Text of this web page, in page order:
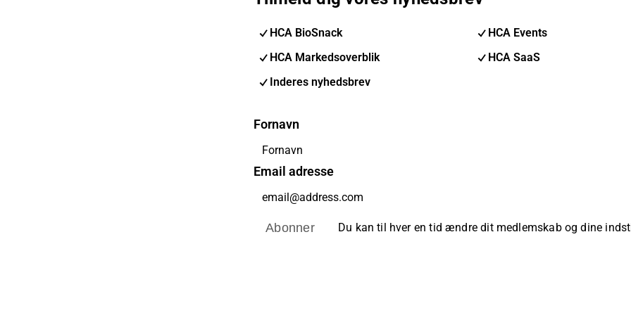
HCA BioSnack
HCA Events
HCA Markedsoverblik
HCA SaaS
Inderes nyhedsbrev
Fornavn
Email adresse
Abonner Du kan til hver en tid ændre dit medlemskab og dine